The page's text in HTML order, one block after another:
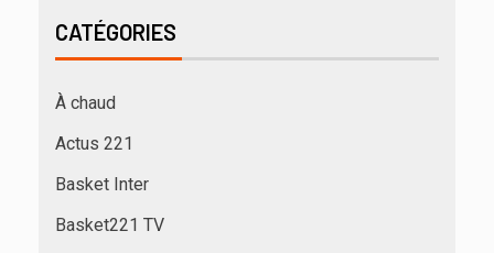
CATÉGORIES
À chaud
Actus 221
Basket Inter
Basket221 TV